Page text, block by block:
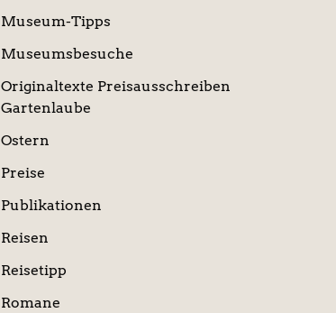
Museum-Tipps
Museumsbesuche
Originaltexte Preisausschreiben
Gartenlaube
Ostern
Preise
Publikationen
Reisen
Reisetipp
Romane